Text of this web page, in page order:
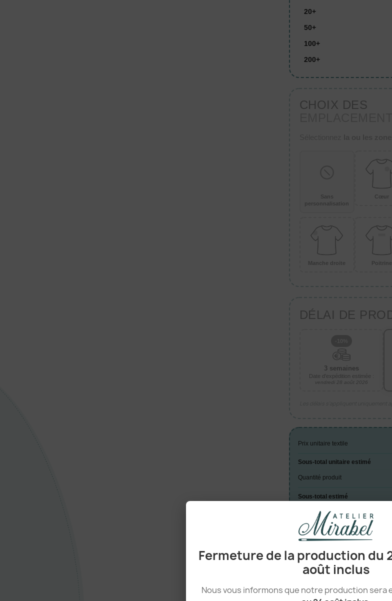
Fermeture de la production du
août inclus
Nous vous informons que notre production sera
20+
50+
100+
200+
CHOIX DES
Sans
personnalisation
Cœur
Manche droite Poitrine
DÉLAI DE
3 semaines
Date d'expédition estimée :
vendredi 28 août 2026
Prix unitaire textile
Sous-total unitaire estimé
Quantité produit
Sous-total estimé
TOTAL ESTIMÉ